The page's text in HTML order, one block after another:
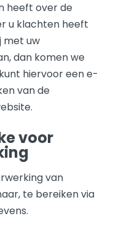
heeft over de
u klachten heeft
met uw
dan komen we
hiervoor een e-
van de
voor
van
te bereiken via